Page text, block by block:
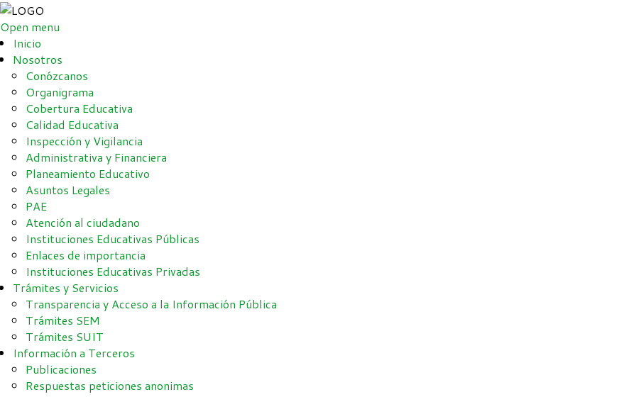
Open menu
Inicio
Nosotros
Conózcanos
Organigrama
Cobertura Educativa
Calidad Educativa
Inspección y Vigilancia
Administrativa y Financiera
Planeamiento Educativo
Asuntos Legales
PAE
Atención al ciudadano
Instituciones Educativas Públicas
Enlaces de importancia
Instituciones Educativas Privadas
Trámites y Servicios
Transparencia y Acceso a la Información Pública
Trámites SEM
Trámites SUIT
Información a Terceros
Publicaciones
Respuestas peticiones anonimas